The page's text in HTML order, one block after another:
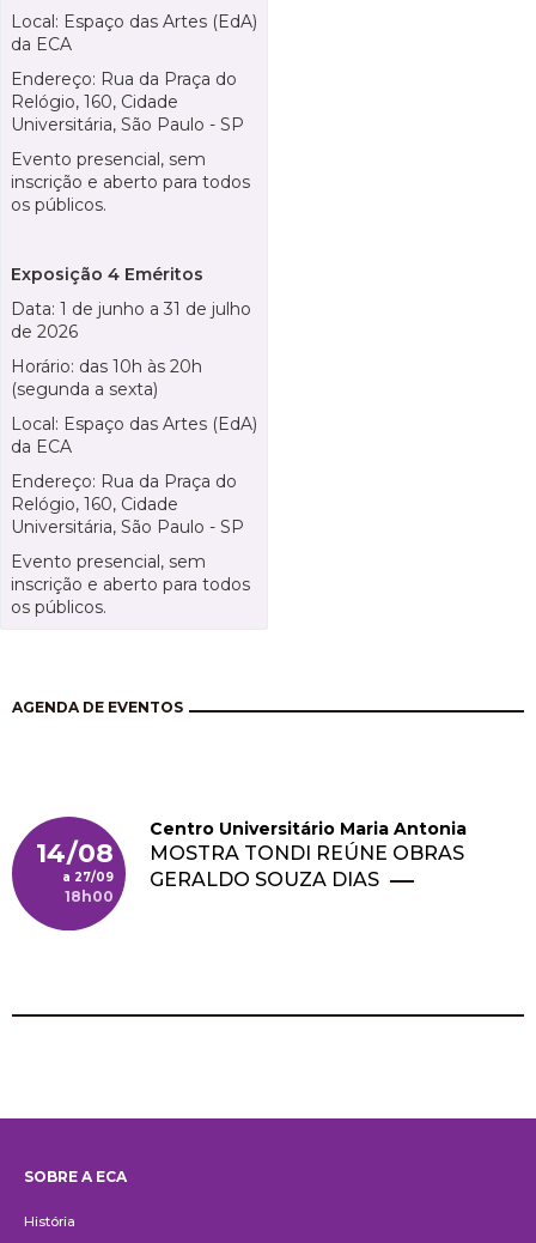
Local: Espaço das Artes (EdA)
da ECA
Endereço: Rua da Praça do
Relógio, 160, Cidade
Universitária, São Paulo - SP
Evento presencial, sem
inscrição e aberto para todos
os públicos.
Exposição 4 Eméritos
Data: 1 de junho a 31 de julho
de 2026
Horário: das 10h às 20h
(segunda a sexta)
Local: Espaço das Artes (EdA)
da ECA
Endereço: Rua da Praça do
Relógio, 160, Cidade
Universitária, São Paulo - SP
Evento presencial, sem
inscrição e aberto para todos
os públicos.
AGENDA DE EVENTOS
14/08
27/09
18h00
Centro Universitário Maria Antonia
MOSTRA TONDI REÚNE OBRAS
GERALDO SOUZA DIAS
SOBRE A ECA
História